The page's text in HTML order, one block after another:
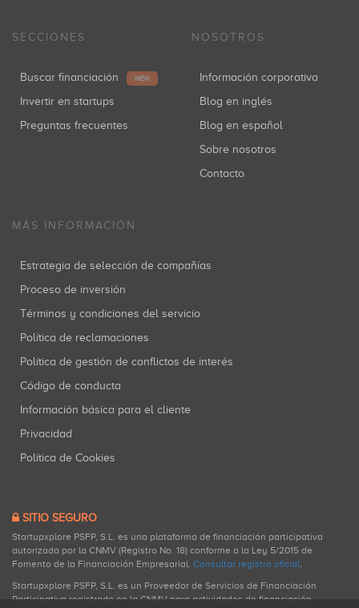
SECCIONES
Buscar financiación NEW
Invertir en startups
Preguntas frecuentes
NOSOTROS
Información corporativa
Blog en inglés
Blog en español
Sobre nosotros
Contacto
MÁS INFORMACIÓN
Estrategia de selección de compañías
Proceso de inversión
Términos y condiciones del servicio
Política de reclamaciones
Política de gestión de conflictos de interés
Código de conducta
Información básica para el cliente
Privacidad
Política de Cookies
SITIO SEGURO
Startupxplore PSFP, S.L. es una plataforma de financiación participativa
autorizada por la CNMV (Registro No. 18) conforme a la Ley 5/2015 de
Fomento de la Financiación Empresarial. Consultar registro oficial.
Startupxplore PSFP, S.L. es un Proveedor de Servicios de Financiación
Participativa registrado en la CNMV para actividades de financiación